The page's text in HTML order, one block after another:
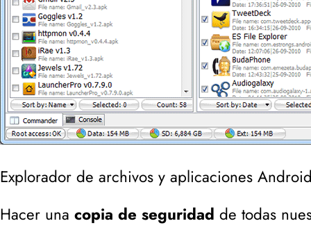
Explorador de archivos y aplicaciones
Hacer una copia de seguridad de todas